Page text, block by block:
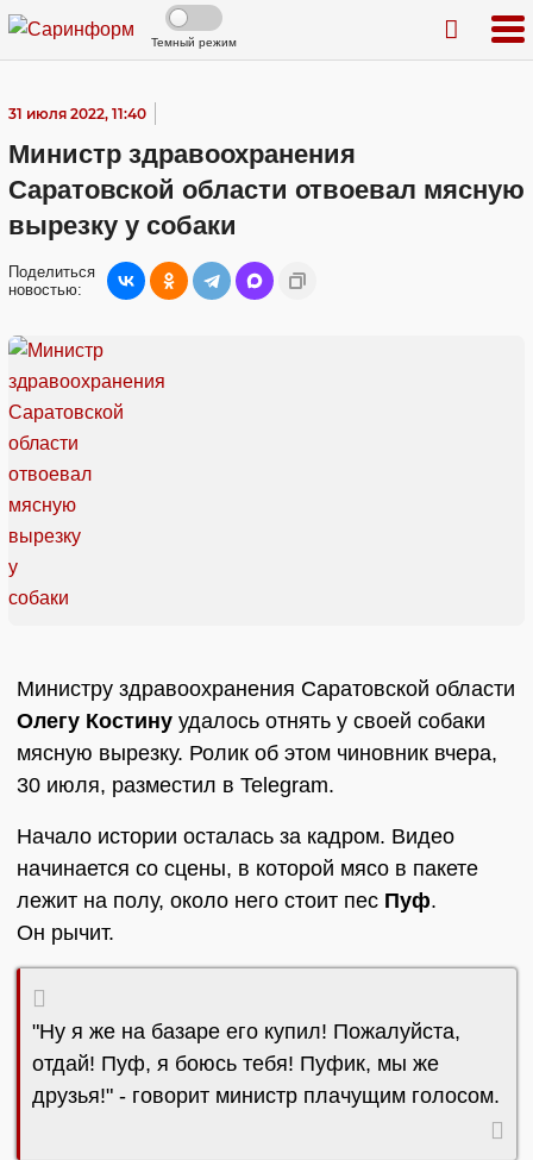
Темный режим
31 июля 2022, 11:40
Министр здравоохранения
Саратовской области отвоевал мясную
вырезку у собаки
Поделиться
новостью:
Министру здравоохранения Саратовской области
Олегу Костину удалось отнять у своей собаки
мясную вырезку. Ролик об этом чиновник вчера,
30 июля, разместил в Telegram.
Начало истории осталась за кадром. Видео
начинается со сцены, в которой мясо в пакете
лежит на полу, около него стоит пес Пуф.
Он рычит.
"Ну я же на базаре его купил! Пожалуйста,
отдай! Пуф, я боюсь тебя! Пуфик, мы же
друзья!" - говорит министр плачущим голосом.